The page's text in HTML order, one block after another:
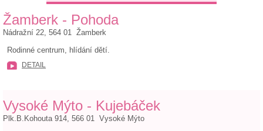
Žamberk - Pohoda
Nádražní 22, 564 01 Žamberk
Rodinné centrum, hlídání dětí.
DETAIL
Vysoké Mýto - Kujebáček
Plk.B.Kohouta 914, 566 01 Vysoké Mýto